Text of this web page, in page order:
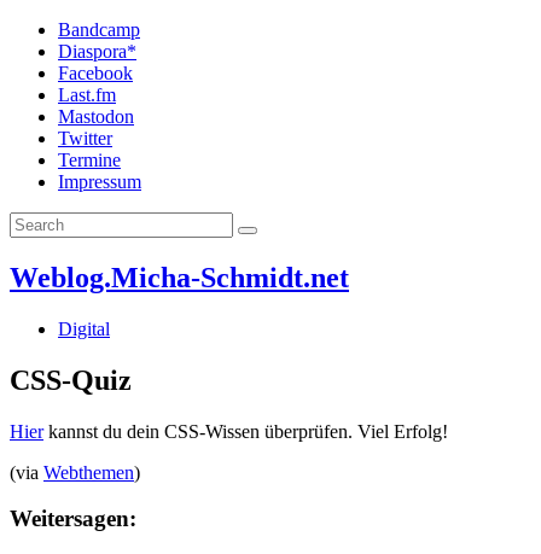
Bandcamp
Diaspora*
Facebook
Last.fm
Mastodon
Twitter
Termine
Impressum
Weblog.Micha-Schmidt.net
Digital
CSS-Quiz
Hierkannst du dein CSS-Wissen überprüfen. Viel Erfolg!
(via Webthemen)
Weitersagen: